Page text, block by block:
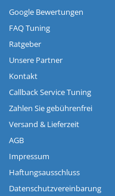
Google Bewertungen
FAQ Tuning
Ratgeber
Unsere Partner
Kontakt
Callback Service Tuning
Zahlen Sie gebührenfrei
Versand & Lieferzeit
AGB
Impressum
Haftungsausschluss
Datenschutzvereinbarung